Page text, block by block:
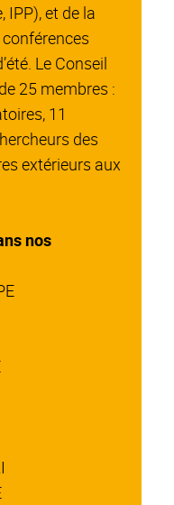
et de la
Le Conseil
25 membres :
11
des
extérieurs aux
nos